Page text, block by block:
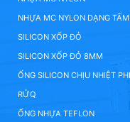
NHỰA MC NYLON DẠNG TẤM
SILICON XỐP ĐỎ
SILICON XỐP ĐỎ 8MM
ỐNG SILICON CHỊU NHIỆT
RỬQ
ỐNG NHỰA TEFLON